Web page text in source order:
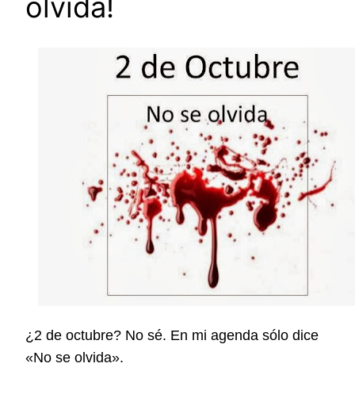
olvida!
¿2 de octubre? No sé. En mi agenda sólo dice
«No se olvida».